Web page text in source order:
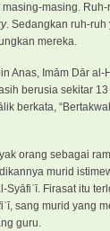
masing.
. Sedangkan ruh-
mereka.
Anas, Imām Dār
berusia sekitar
berkata,
orang sebagai
murid
Firasat itu
sang murid yang
guru.